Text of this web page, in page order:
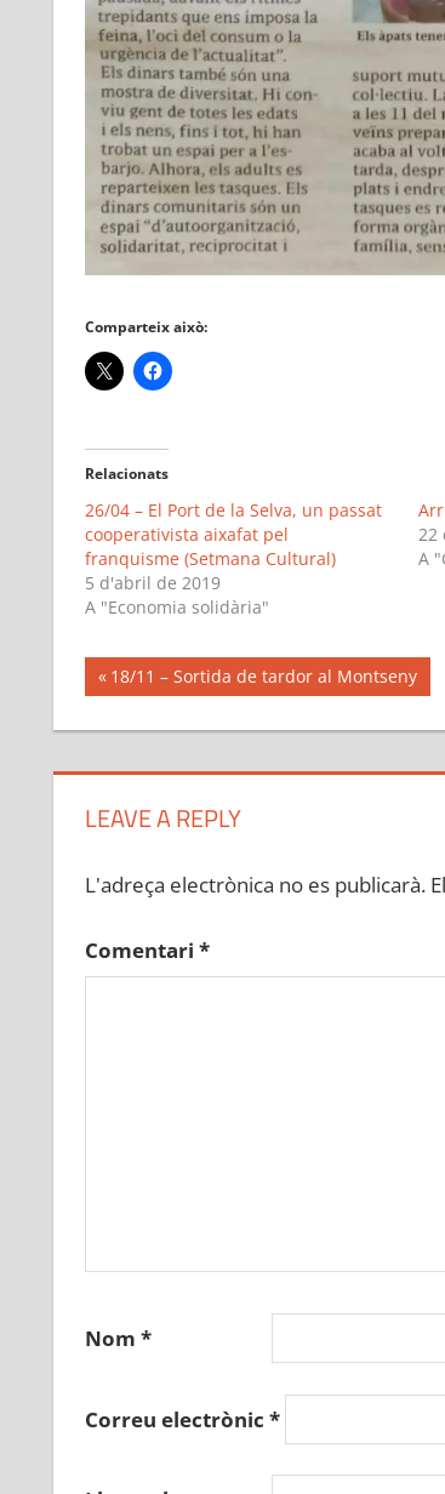
Comparteix això:
Relacionats
26/04 – El Port de la Selva, un passat
cooperativista aixafat pel
franquisme (Setmana Cultural)
5 d'abril de 2019
A "Economia solidària"
22
A
Navegació
d'entrades
Previous
Post:
18/11 – Sortida de tardor al Montseny
LEAVE A REPLY
L'adreça electrònica no es publicarà.
Comentari *
Nom *
Correu electrònic *